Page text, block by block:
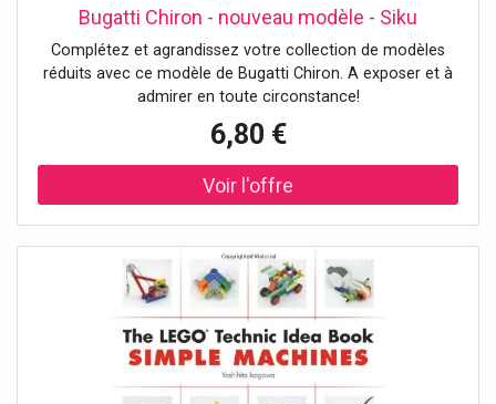
Bugatti Chiron - nouveau modèle - Siku
Complétez et agrandissez votre collection de modèles
réduits avec ce modèle de Bugatti Chiron. A exposer et à
admirer en toute circonstance!
6,80 €